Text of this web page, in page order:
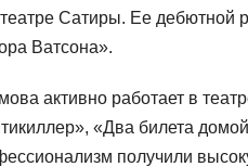
Сатиры. Ее
Ватсона».
активно работает в
«Два билета
получили